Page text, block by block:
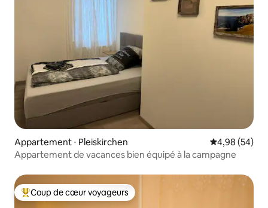
Appartement ⋅ Pleiskirchen Évaluation
4,98 (54)
Appartement de vacances bien équipé à la campagne
Coups de cœur voyageurs les plus appréciés
Coup de cœur voyageurs